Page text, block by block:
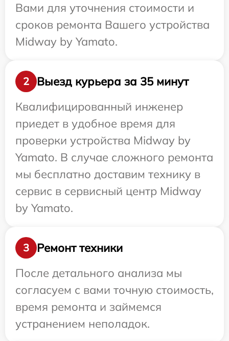
Вами для уточнения стоимости и
сроков ремонта Вашего устройства
Midway by Yamato.
2
Выезд курьера за 35 минут
Квалифицированный инженер
приедет в удобное время для
проверки устройства Midway by
Yamato. В случае сложного ремонта
мы бесплатно доставим технику в
сервис в сервисный центр Midway
by Yamato.
3
Ремонт техники
После детального анализа мы
согласуем с вами точную стоимость,
время ремонта и займемся
устранением неполадок.